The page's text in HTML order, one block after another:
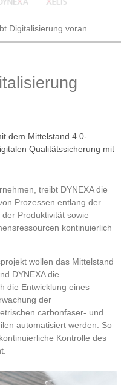
Digitalisierung voran
dem Mittelstand 4.0-
Qualitätssicherung mit
treibt DYNEXA die
Prozessen entlang der
Produktivität sowie
kontinuierlich
wollen das Mittelstand
DYNEXA die
die Entwicklung eines
der
carbonfaser- und
automatisiert werden. So
Kontrolle des